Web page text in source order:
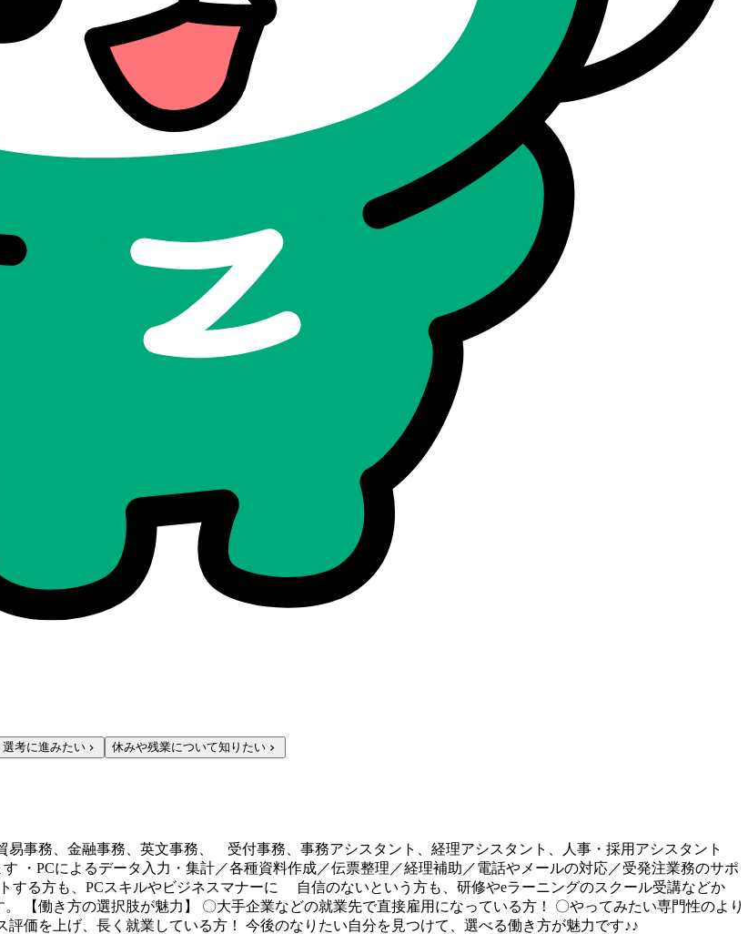
選考に進みたい 休みや残業について知りたい
事務、金融事務、英文事務、 受付事務、事務アシスタント、経理アシスタント、人事・採用アシスタント
・PCによるデータ入力・集計／各種資料作成／伝票整理／経理補助／電話やメールの対応／受発注業務のサポ
る方も、PCスキルやビジネスマナーに ⾃信のないという⽅も、研修やeラーニングのスクール受講などか
【働き方の選択肢が魅力】 〇大手企業などの就業先で直接雇用になっている方！ 〇やってみたい専門性のより
価を上げ、長く就業している方！ 今後のなりたい自分を見つけて、選べる働き方が魅力です♪♪